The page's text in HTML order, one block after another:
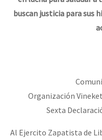
buscan justicia para sus
Organización
Sexta
Al Ejercito Zapatista de